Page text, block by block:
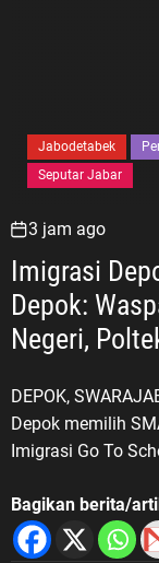
Jabodetabek
Seputar Jabar
3 jam ago
Imigrasi
Depok:
DEPOK,
Depok memilih
Imigrasi Go To
Bagikan berita/